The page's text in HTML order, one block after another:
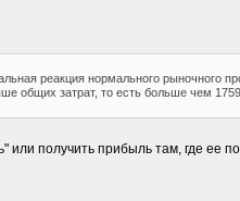
реакция нормального рыночного
общих затрат, то есть больше чем
или получить прибыль там, где ее